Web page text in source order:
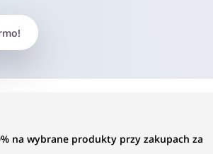
na wybrane produkty przy zakupach za